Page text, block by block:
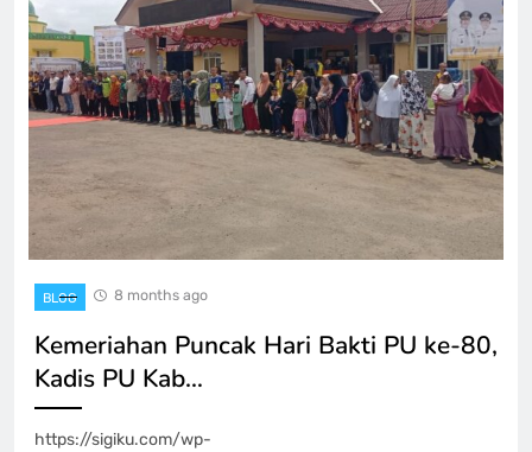
BLOG 8 months ago
Kemeriahan Puncak Hari Bakti PU ke-80,
Kadis PU Kab…
https://sigiku.com/wp-